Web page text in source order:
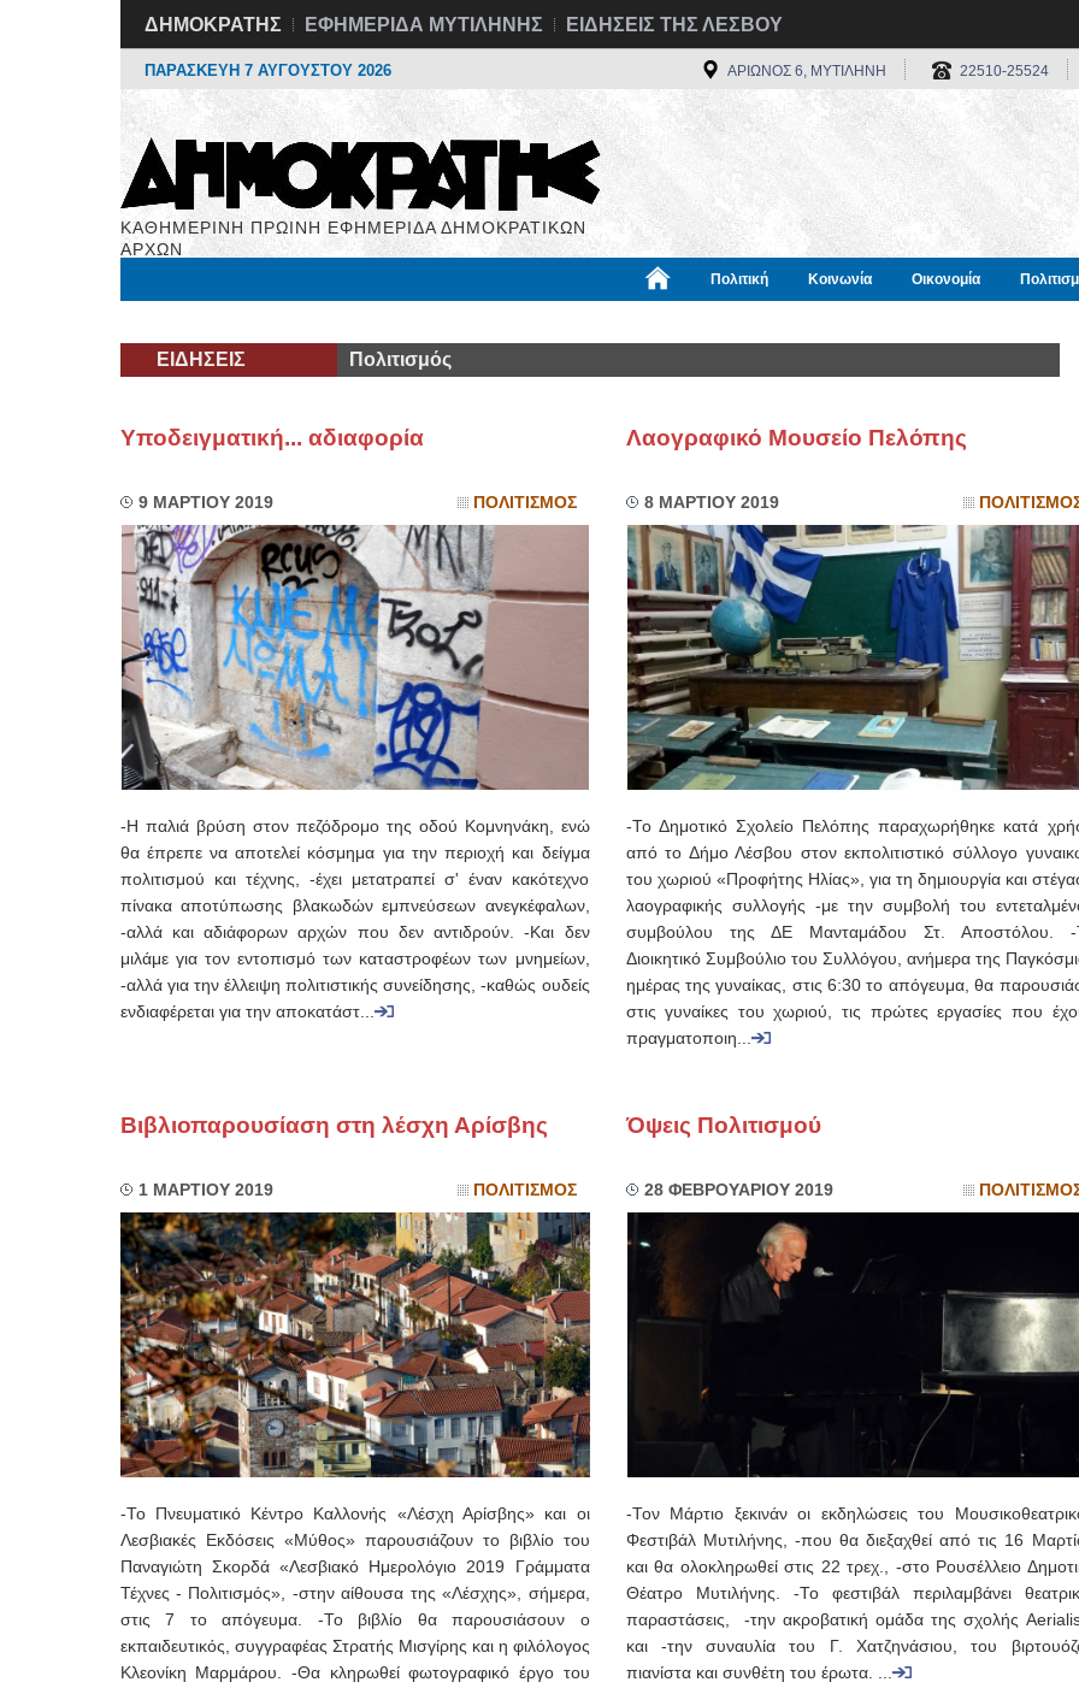
ΔΗΜΟΚΡΑΤΗΣ ΕΦΗΜΕΡΙΔΑ ΜΥΤΙΛΗΝΗΣ ΕΙΔΗΣΕΙΣ ΤΗΣ ΛΕΣΒΟΥ
ΠΑΡΑΣΚΕΥΗ 7 ΑΥΓΟΥΣΤΟΥ 2026 ΑΡΙΩΝΟΣ 6, ΜΥΤΙΛΗΝΗ 22510-25524
ΚΑΘΗΜΕΡΙΝΗ ΠΡΩΙΝΗ ΕΦΗΜΕΡΙΔΑ ΔΗΜΟΚΡΑΤΙΚΩΝ
ΑΡΧΩΝ
Πολιτική Κοινωνία Οικονομία
ΕΙΔΗΣΕΙΣ Πολιτισμός
Υποδειγματική... αδιαφορία
9 ΜΑΡΤΙΟΥ 2019 ΠΟΛΙΤΙΣΜΟΣ
-Η παλιά βρύση στον πεζόδρομο της οδού Κομνηνάκη, ενώ
θα έπρεπε να αποτελεί κόσμημα για την περιοχή και δείγμα
πολιτισμού και τέχνης, -έχει μετατραπεί σ' έναν κακότεχνο
πίνακα αποτύπωσης βλακωδών εμπνεύσεων ανεγκέφαλων,
-αλλά και αδιάφορων αρχών που δεν αντιδρούν. -Και δεν
μιλάμε για τον εντοπισμό των καταστροφέων των μνημείων,
-αλλά για την έλλειψη πολιτιστικής συνείδησης, -καθώς ουδείς
ενδιαφέρεται για την αποκατάστ...
Λαογραφικό Μουσείο Πελόπης
8 ΜΑΡΤΙΟΥ 2019
-Το Δημοτικό Σχολείο Πελόπης παραχωρήθηκε κατά
από το Δήμο Λέσβου στον εκπολιτιστικό σύλλογο
του χωριού «Προφήτης Ηλίας», για τη δημιουργία και
λαογραφικής συλλογής -με την συμβολή του
συμβούλου της ΔΕ Μανταμάδου Στ. Αποστόλου. -
Διοικητικό Συμβούλιο του Συλλόγου, ανήμερα της
ημέρας της γυναίκας, στις 6:30 το απόγευμα, θα
στις γυναίκες του χωριού, τις πρώτες εργασίες που
πραγματοποιη...
Βιβλιοπαρουσίαση στη λέσχη Αρίσβης
1 ΜΑΡΤΙΟΥ 2019 ΠΟΛΙΤΙΣΜΟΣ
-Το Πνευματικό Κέντρο Καλλονής «Λέσχη Αρίσβης» και οι
Λεσβιακές Εκδόσεις «Μύθος» παρουσιάζουν το βιβλίο του
Παναγιώτη Σκορδά «Λεσβιακό Ημερολόγιο 2019 Γράμματα
Τέχνες - Πολιτισμός», -στην αίθουσα της «Λέσχης», σήμερα,
στις 7 το απόγευμα. -Το βιβλίο θα παρουσιάσουν ο
εκπαιδευτικός, συγγραφέας Στρατής Μισγίρης και η φιλόλογος
Κλεονίκη Μαρμάρου. -Θα κληρωθεί φωτογραφικό έργο του
Όψεις Πολιτισμού
28 ΦΕΒΡΟΥΑΡΙΟΥ 2019
-Τον Μάρτιο ξεκινάν οι εκδηλώσεις του
Φεστιβάλ Μυτιλήνης, -που θα διεξαχθεί από τις 16
και θα ολοκληρωθεί στις 22 τρεχ., -στο Ρουσέλλειο
Θέατρο Μυτιλήνης. -Το φεστιβάλ περιλαμβάνει
παραστάσεις, -την ακροβατική ομάδα της σχολής
και -την συναυλία του Γ. Χατζηνάσιου, του
πιανίστα και συνθέτη του έρωτα. ...
ΙΩΑΝΝΗΣ Α. ΜΑΛΛΙΑΣ
ΟΦΘΑΛΜΙΑΤΡΟΣ
τηλ:210-9320215
Καβέτσου 10, Μυτιλήνη, τηλ:
2251038065
Χειρουργός Ωτορινολαρυγγολόγος
Έλενα Μπούμπα
Στρατιωτικός Ιατρός
Διδ.Παν.Αθηνών
Διπλωματούχος Ευρ.Ακαδημίας
Πάρνηθας 95-97 Αχαρναί
2102467085 & 6938502258